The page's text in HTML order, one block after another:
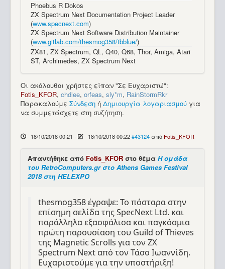
Phoebus R Dokos
ZX Spectrum Next Documentation Project Leader
(www.specnext.com)
ZX Spectrum Next Software Distribution Maintainer
(www.gitlab.com/thesmog358/tbblue/)
ZX81, ZX Spectrum, QL, Q40, Q68, Thor, Amiga, Atari
ST, Archimedes, ZX Spectrum Next
Οι ακόλουθοι χρήστες είπαν "Σε Ευχαριστώ":
Fotis_KFOR, chdlee, orfeas, sly*m, RainStormRkr
Παρακαλούμε Σύνδεση ή Δημιουργία λογαριασμού για
να συμμετάσχετε στη συζήτηση.
18/10/2018 00:21 - 18/10/2018 00:22 #43124 από Fotis_KFOR
Απαντήθηκε από Fotis_KFOR στο θέμα Η ομάδα
του RetroComputers.gr στο Athens Games Festival
2018 στη HELEXPO
thesmog358 έγραψε: Το πόσταρα στην
επίσημη σελίδα της SpecNext Ltd. και
παράλληλα εξασφάλισα και παγκόσμια
πρώτη παρουσίαση του Guild of Thieves
της Magnetic Scrolls για τον ZX
Spectrum Next από τον Τάσο Ιωαννίδη.
Ευχαριστούμε για την υποστήριξη!